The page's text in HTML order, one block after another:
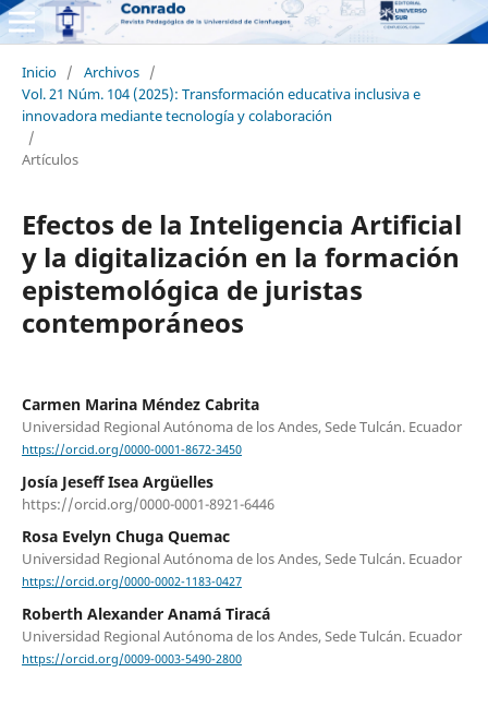
Inicio / Archivos /
Vol. 21 Núm. 104 (2025): Transformación educativa inclusiva e
innovadora mediante tecnología y colaboración
/
Artículos
Efectos de la Inteligencia Artificial
y la digitalización en la formación
epistemológica de juristas
contemporáneos
Carmen Marina Méndez Cabrita
Universidad Regional Autónoma de los Andes, Sede Tulcán. Ecuador
https://orcid.org/0000-0001-8672-3450
Josía Jeseff Isea Argüelles
https://orcid.org/0000-0001-8921-6446
Rosa Evelyn Chuga Quemac
Universidad Regional Autónoma de los Andes, Sede Tulcán. Ecuador
https://orcid.org/0000-0002-1183-0427
Roberth Alexander Anamá Tiracá
Universidad Regional Autónoma de los Andes, Sede Tulcán. Ecuador
https://orcid.org/0009-0003-5490-2800